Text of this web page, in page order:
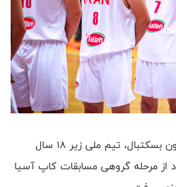
به گزارش روابط عمومی فدراسیون بسکتبال، تیم ملی زیر ۱۸ سال
از مرحله گروهی مسابقات کاپ آسیا